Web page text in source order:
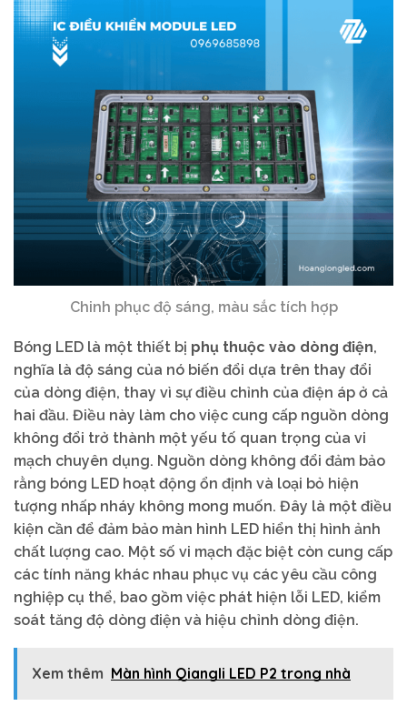
Chinh phục độ sáng, màu sắc tích hợp
Bóng LED là một thiết bị phụ thuộc vào dòng điện,
nghĩa là độ sáng của nó biến đổi dựa trên thay đổi
của dòng điện, thay vì sự điều chỉnh của điện áp ở cả
hai đầu. Điều này làm cho việc cung cấp nguồn dòng
không đổi trở thành một yếu tố quan trọng của vi
mạch chuyên dụng. Nguồn dòng không đổi đảm bảo
rằng bóng LED hoạt động ổn định và loại bỏ hiện
tượng nhấp nháy không mong muốn. Đây là một điều
kiện cần để đảm bảo màn hình LED hiển thị hình ảnh
chất lượng cao. Một số vi mạch đặc biệt còn cung cấp
các tính năng khác nhau phục vụ các yêu cầu công
nghiệp cụ thể, bao gồm việc phát hiện lỗi LED, kiểm
soát tăng độ dòng điện và hiệu chỉnh dòng điện.
Xem thêm Màn hình Qiangli LED P2 trong nhà